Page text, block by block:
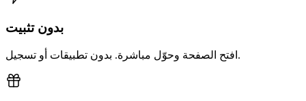
بدون تثبيت
افتح الصفحة وحوّل مباشرة. بدون تطبيقات أو تسجيل.